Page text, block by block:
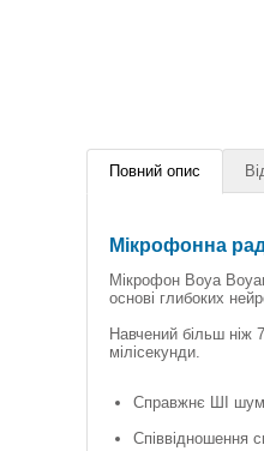
Повний опис
Мікрофонна
Мікрофон Boya
основі глибоких
Навчений більш ніж
мілісекунди.
Справжнє ШI
Співвідношення